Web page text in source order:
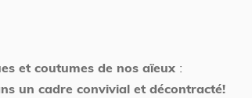
et coutumes de nos aïeux :
un cadre convivial et décontracté!